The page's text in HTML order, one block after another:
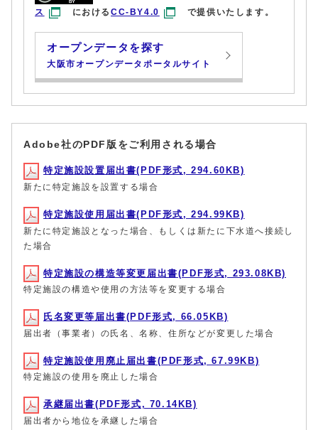
ス
におけるCC-BY4.0 で提供いたします。
オープンデータを探す
大阪市オープンデータポータルサイト
Adobe社のPDF版をご利用される場合
特定施設設置届出書(PDF形式, 294.60KB)
新たに特定施設を設置する場合
特定施設使用届出書(PDF形式, 294.99KB)
新たに特定施設となった場合、もしくは新たに下水道へ接続し
た場合
特定施設の構造等変更届出書(PDF形式, 293.08KB)
特定施設の構造や使用の方法等を変更する場合
氏名変更等届出書(PDF形式, 66.05KB)
届出者（事業者）の氏名、名称、住所などが変更した場合
特定施設使用廃止届出書(PDF形式, 67.99KB)
特定施設の使用を廃止した場合
承継届出書(PDF形式, 70.14KB)
届出者から地位を承継した場合